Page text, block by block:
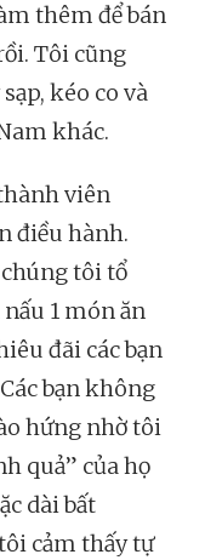
thêm để bán
Tôi cũng
kéo co và
khác.
viên
điều hành.
tôi tổ
1 món ăn
đãi các bạn
bạn không
hứng nhờ tôi
quả” của họ
dài bất
cảm thấy tự